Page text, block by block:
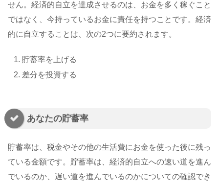
せん。経済的自立を達成させるのは、お金を多く稼ぐこと
ではなく、今持っているお金に責任を持つことです。経済
的に自立することは、次の2つに要約されます。
貯蓄率を上げる
差分を投資する
あなたの貯蓄率
貯蓄率は、税金やその他の生活費にお金を使った後に残っ
ている金額です。貯蓄率は、経済的自立への速い道を進ん
でいるのか、遅い道を進んでいるのかについての確認でき